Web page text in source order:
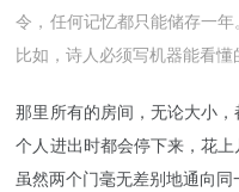
令，任何记忆都只能储存一
比如，诗人必须写机器能看懂
那里所有的房间，无论大小
个人进出时都会停下来，花
虽然两个门毫无差别地通向同